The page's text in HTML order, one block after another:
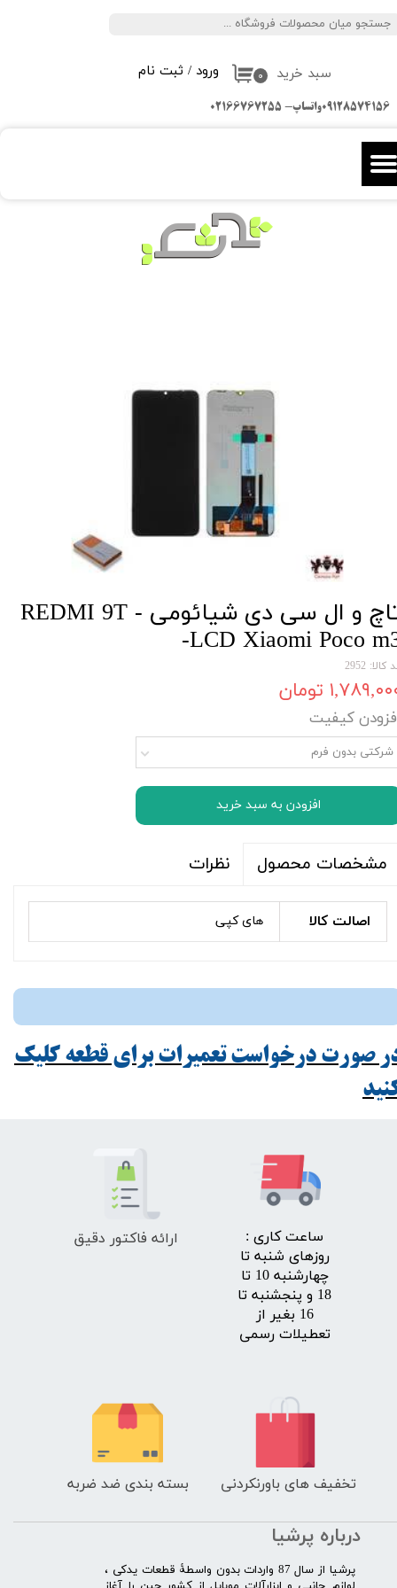
ورود / ثبت نام
تغییر گذر واژه
سفارشات
خروج از حساب کاربری
۰ سبد خرید
تاچ و ال سی دی شیائومی - REDMI 9T
-LCD Xiaomi Poco
کالا: 2952
تومان
کیفیت
شرکتی بدون فرم
افزودن به سبد خرید
مشخصات محصول نظرات
اصالت کالا های کپی
صورت درخواست تعمیرات برای قطعه کلیک
​ساعت کاری :
روزهای شنبه تا
چهارشنبه 10 تا
18 و پنجشنبه تا
16 بغیر از
تعطیلات رسمی
تخفیف های باورنکردنی بسته بندی ضد ضربه
ارائه فاکتور دقیق
درباره پرشیا
​پرشیا از سال 87 واردات بدون واسطۀ قطعات یدکی ،